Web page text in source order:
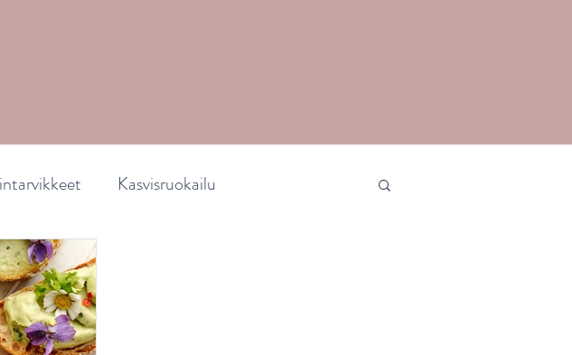
Kasvisruokailu
Ikäihmisen ravitsemus